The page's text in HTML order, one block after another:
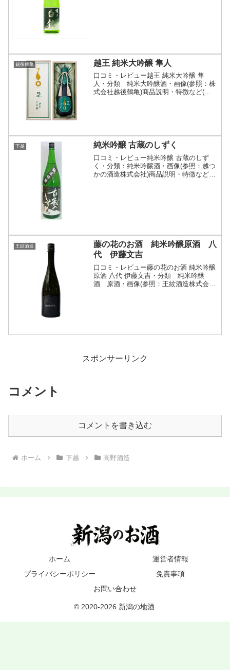
越後鶴亀 越王 純米大吟醸 隼人
口コミ・レビュー越王 純米大吟醸 隼
人・分類 純米大吟醸酒・画像(参照：株
式会社越後鶴亀)商品説明・特徴など(参
下越 純米吟醸 古蔵のしずく
口コミ・レビュー純米吟醸 古蔵のしず
く・分類：純米吟醸酒・画像(参照：越つ
かの酒造株式会社)商品説明・特徴など
王紋酒造
藤の花のお酒 純米吟醸原酒 八
代 伊藤文吉
口コミ・レビュー藤の花のお酒 純米吟醸
原酒 八代 伊藤文吉・分類 純米吟醸
酒 原酒・画像(参照：王紋酒造株式会
スポンサーリンク
コメント
コメントを書き込む
ホーム 下越 高野酒造
ホーム
運営者情報
プライバシーポリシー
免責事項
お問い合わせ
© 2020-2026 新潟の地酒.